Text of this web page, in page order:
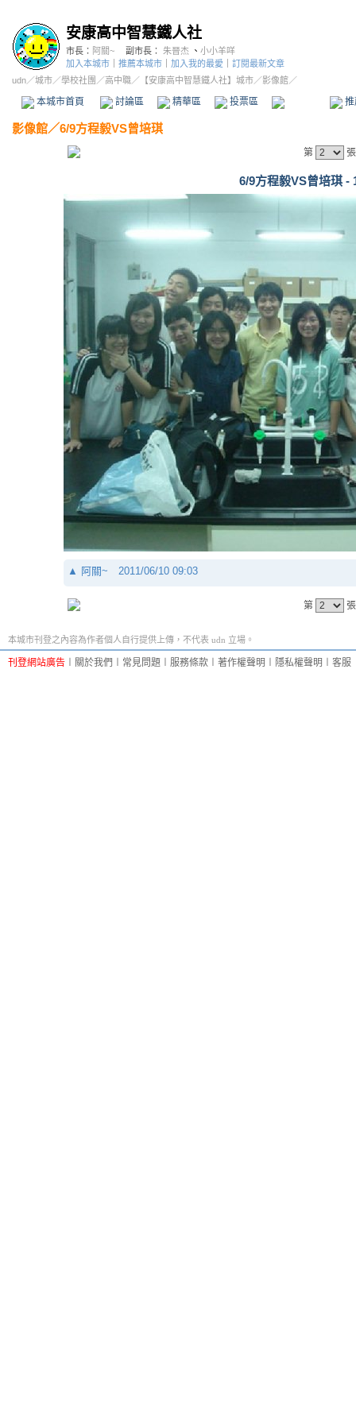
安康高中智慧鐵人社
市長： 阿關~ 副市長： 朱晉杰 、 小小羊咩
加入本城市
推薦本城市 加入我的最愛
訂閱最新文章
udn／城市／學校社團 ／高中職／ 【安康高中智慧鐵人社】城市／影像館／
本城市首頁 討論區 精華區 投票區 影像館
影像館／6/9方程毅VS曾培琪
第
6/9方程毅VS曾培琪 -
▲ 阿關~ 2011/06/10 09:03
第
本城市刊登之內容為作者個人自行提供上傳，不代表 udn 立場。
刊登網站廣告 關於我們 常見問題 服務條款 著作權聲明 隱私權聲明 客服